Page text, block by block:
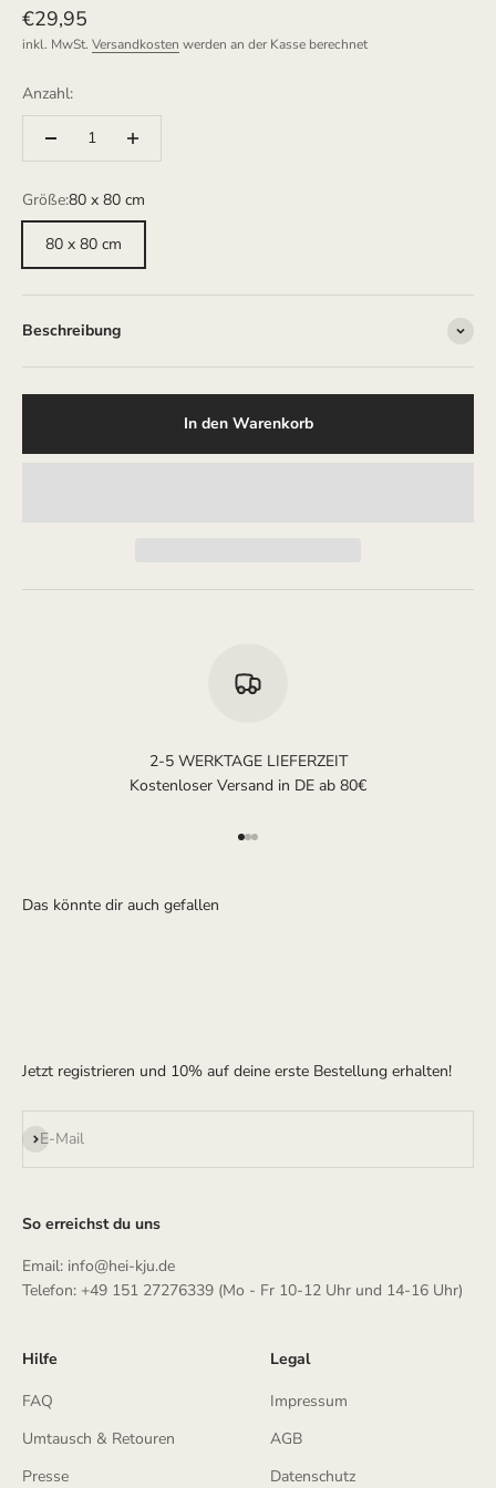
Angebot
€29,95
inkl. MwSt. Versandkosten werden an der Kasse berechnet
Anzahl:
Größe:80 x 80 cm
80 x 80 cm
Beschreibung
In den Warenkorb
2-5 WERKTAGE LIEFERZEIT
Kostenloser Versand in DE ab 80€
Jetzt registrieren und 10% auf deine erste Bestellung erhalten!
E-Mail
Abonnieren
So erreichst du uns
Email: info@hei-kju.de
Telefon: +49 151 27276339 (Mo - Fr 10-12 Uhr und 14-16 Uhr)
Hilfe
FAQ
Umtausch & Retouren
Presse
Legal
Impressum
AGB
Datenschutz